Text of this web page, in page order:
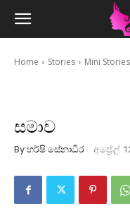
Home Stories Mini Stories
සමාව
By හර්ෂි සේනාධීර අප්‍රේල්